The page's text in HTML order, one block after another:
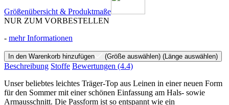
Größenübersicht & Produktmaße
NUR ZUM VORBESTELLEN
- mehr Informationen
In den Warenkorb hinzufügen (Größe auswählen) (Länge auswählen)
Beschreibung Stoffe Bewertungen (4.4)
Unser beliebtes leichtes Träger-Top aus Leinen in einer neuen Form
für den Sommer mit einer schönen Einfassung am Hals- sowie
Armausschnitt. Die Passform ist so entspannt wie ein